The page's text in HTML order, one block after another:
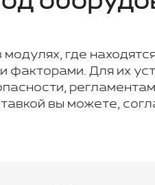
где
факторами. Для их
вы можете,